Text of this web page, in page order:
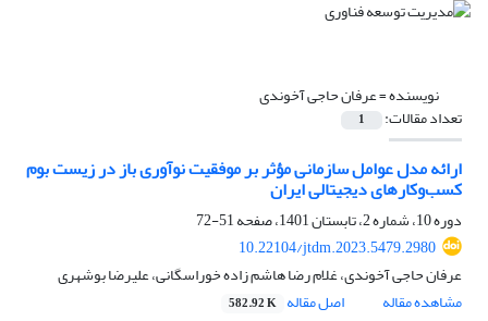
نویسنده =عرفان حاجی آخوندی
تعداد مقالات: 1
ارائه مدل عوامل سازمانی مؤثر بر موفقیت نوآوری باز در زیست بوم
کسب‌وکارهای دیجیتالی ایران
دوره 10، شماره 2، تابستان 1401، صفحه
51-72
10.22104/jtdm.2023.5479.2980
عرفان حاجی آخوندی، غلام رضا هاشم زاده خوراسگانی، علیرضا بوشهری
مشاهده مقاله
اصل مقاله 582.92 K